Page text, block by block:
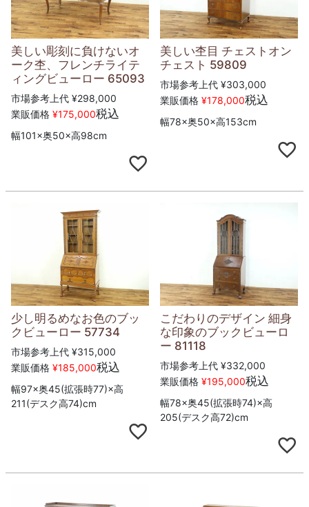
美しい彫刻に負けないオ
ーク杢、フレンチライテ
ィングビューロー 65093
市場参考上代 ¥298,000
業販価格 ¥175,000税込
幅101×奥50×高98cm
美しい杢目 チェストオン
チェスト 59809
市場参考上代 ¥303,000
業販価格 ¥178,000税込
幅78×奥50×高153cm
少し明るめなお色のブッ
クビューロー 57734
市場参考上代 ¥315,000
業販価格 ¥185,000税込
幅97×奥45(拡張時77)×高
211(デスク高74)cm
こだわりのデザイン 細身
な印象のブックビューロ
ー 81118
市場参考上代 ¥332,000
業販価格 ¥195,000税込
幅78×奥45(拡張時74)×高
205(デスク高72)cm